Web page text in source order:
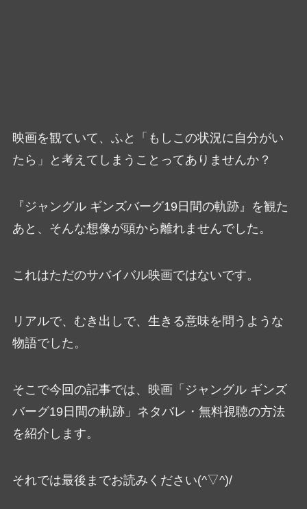
映画を観ていて、ふと「もしこの状況に自分がい
たら」と考えてしまうことってありませんか？
『ジャングル ギンズバーグ19日間の軌跡』を観た
あと、そんな想像が頭から離れませんでした。
これはただのサバイバル映画ではないです。
リアルで、むき出しで、生きる意味を問うような
物語でした。
そこで今回の記事では、映画「ジャングル ギンズ
バーグ19日間の軌跡」ネタバレ・無料視聴の方法
を紹介します。
それでは最後までお読みください(^▽^)/